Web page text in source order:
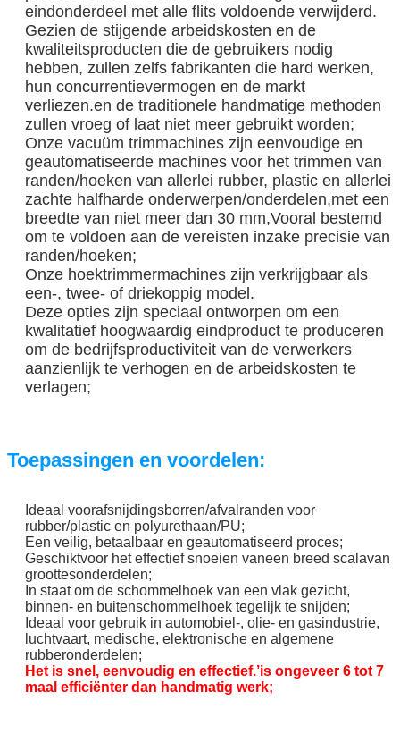
eindonderdeel met alle flits voldoende verwijderd.
Gezien de stijgende arbeidskosten en de
kwaliteitsproducten die de gebruikers nodig
hebben, zullen zelfs fabrikanten die hard werken,
hun concurrentievermogen en de markt
verliezen.en de traditionele handmatige methoden
zullen vroeg of laat niet meer gebruikt worden;
Onze vacuüm trimmachines zijn eenvoudige en
geautomatiseerde machines voor het trimmen van
randen/hoeken van allerlei rubber, plastic en allerlei
zachte halfharde onderwerpen/onderdelen,met een
breedte van niet meer dan 30 mm,Vooral bestemd
om te voldoen aan de vereisten inzake precisie van
randen/hoeken;
Onze hoektrimmermachines zijn verkrijgbaar als
een-, twee- of driekoppig model.
Deze opties zijn speciaal ontworpen om een
kwalitatief hoogwaardig eindproduct te produceren
om de bedrijfsproductiviteit van de verwerkers
aanzienlijk te verhogen en de arbeidskosten te
verlagen;
Toepassingen en voordelen:
Ideaal voorafsnijdingsborren/afvalranden voor
rubber/plastic en polyurethaan/PU;
Een veilig, betaalbaar en geautomatiseerd proces;
Geschiktvoor het effectief snoeien vaneen breed scalavan
groottesonderdelen;
In staat om de schommelhoek van een vlak gezicht,
binnen- en buitenschommelhoek tegelijk te snijden;
Ideaal voor gebruik in automobiel-, olie- en gasindustrie,
luchtvaart, medische, elektronische en algemene
rubberonderdelen;
Het is snel, eenvoudig en effectief.’is ongeveer 6 tot 7
maal efficiënter dan handmatig werk;